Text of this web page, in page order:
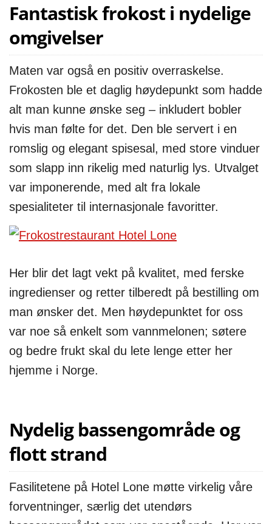
Fantastisk frokost i nydelige
omgivelser
Maten var også en positiv overraskelse.
Frokosten ble et daglig høydepunkt som hadde
alt man kunne ønske seg – inkludert bobler
hvis man følte for det. Den ble servert i en
romslig og elegant spisesal, med store vinduer
som slapp inn rikelig med naturlig lys. Utvalget
var imponerende, med alt fra lokale
spesialiteter til internasjonale favoritter.
Her blir det lagt vekt på kvalitet, med ferske
ingredienser og retter tilberedt på bestilling om
man ønsker det. Men høydepunktet for oss
var noe så enkelt som vannmelonen; søtere
og bedre frukt skal du lete lenge etter her
hjemme i Norge.
Nydelig bassengområde og
flott strand
Fasilitetene på Hotel Lone møtte virkelig våre
forventninger, særlig det utendørs